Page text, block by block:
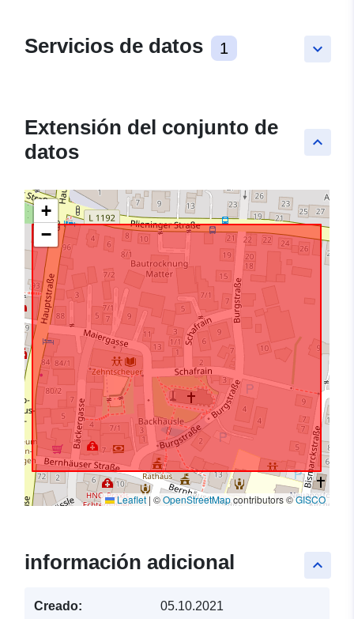
keyboard_arrow_down
Servicios de datos 1
keyboard_arrow_up
Extensión del conjunto de
datos
+
−
Leaflet | ©OpenStreetMapcontributors ©GISCO
keyboard_arrow_up
información adicional
Creado: 05.10.2021